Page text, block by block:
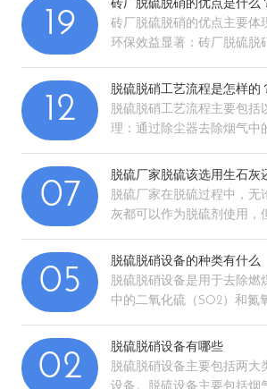
19
砖厂脱硫脱硝的优点是什么
砖厂脱硫脱硝的优点主要体
环保效益显著：砖厂脱硫脱
物质对环境…
12
脱硫脱硝工艺流程是怎样的
脱硫脱硝工艺流程主要包括
理：通过除尘器去除烟气中
气脱硫：将脱…
07
脱硫厂家脱硫该选用生石灰
脱硫厂家在脱硫过程中，无
灰都可以作为脱硫剂使用，
要取决于具…
05
脱硫脱硝设备的种类有什么
脱硫脱硝设备是用于去除燃
中的二氧化硫（SO2）和氮
备：石灰…
02
脱硫脱硝设备有哪些
脱硫脱硝设备主要包括两大